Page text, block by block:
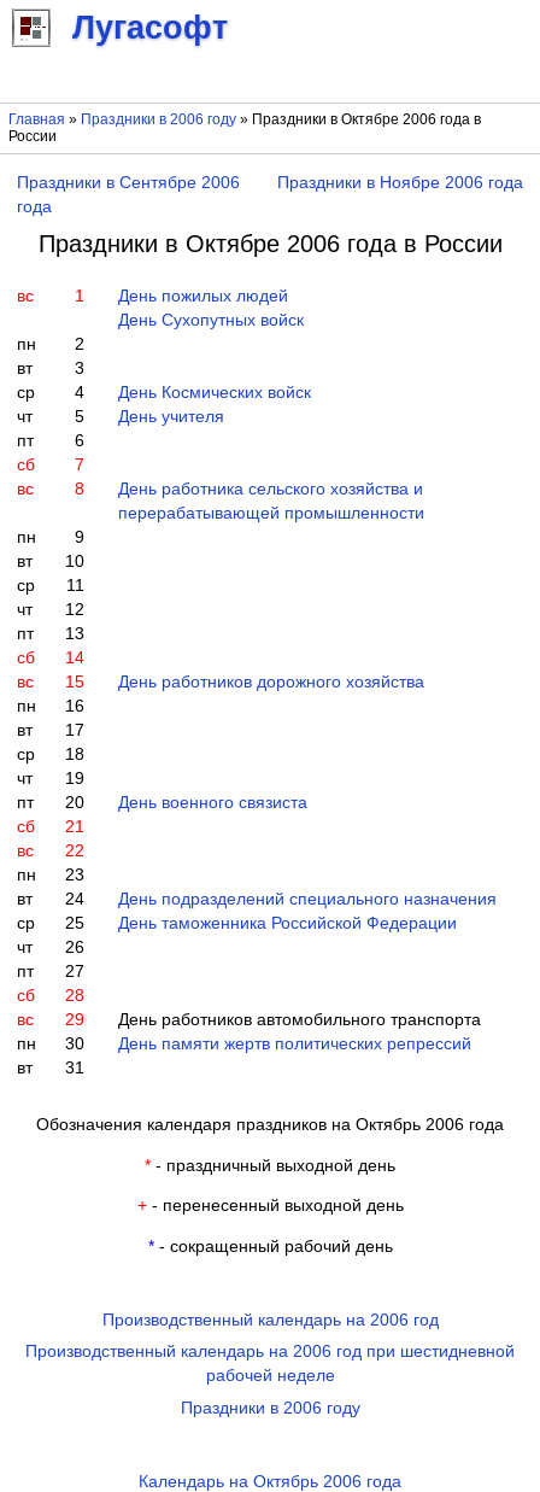
Лугасофт
Главная » Праздники в 2006 году» Праздники в Октябре 2006 года в
России
Праздники в Сентябре 2006
года
Праздники в Ноябре 2006 года
Праздники в Октябре 2006 года в России
вс 1
День пожилых людей
День Сухопутных войск
пн
2
вт
3
ср
4
День Космических войск
чт
5
День учителя
пт
6
сб
7
вс
8
День работника сельского хозяйства и
перерабатывающей промышленности
пн
9
вт
10
ср
11
чт
12
пт
13
сб
14
вс
15
День работников дорожного хозяйства
пн
16
вт
17
ср
18
чт
19
пт
20
День военного связиста
сб
21
вс
22
пн
23
вт
24
День подразделений специального назначения
ср
25
День таможенника Российской Федерации
чт
26
пт
27
сб
28
вс
29
День работников автомобильного транспорта
пн
30
День памяти жертв политических репрессий
вт
31
Обозначения календаря праздников на Октябрь 2006 года
* - праздничный выходной день
+- перенесенный выходной день
*- сокращенный рабочий день
Производственный календарь на 2006 год
Производственный календарь на 2006 год при шестидневной
рабочей неделе
Праздники в 2006 году
Календарь на Октябрь 2006 года